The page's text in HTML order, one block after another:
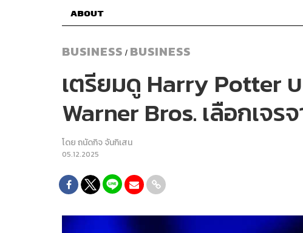
ABOUT
BUSINESS / BUSINESS
เตรียมดู Harry Potter
Warner Bros. เลือกเจ
โดยถนัดกิจ จันกิเสน
05.12.2025